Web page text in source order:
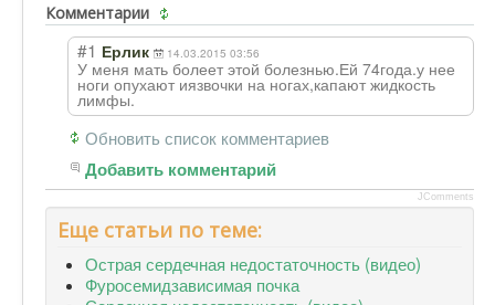
Комментарии
#1 Ерлик 14.03.2015 03:56
У меня мать болеет этой болезнью.Ей 74года.у нее
ноги опухают иязвочки на ногах,капают жидкость
лимфы.
Обновить список комментариев
Добавить комментарий
JComments
Еще статьи по теме:
Острая сердечная недостаточность (видео)
Фуросемидзависимая почка